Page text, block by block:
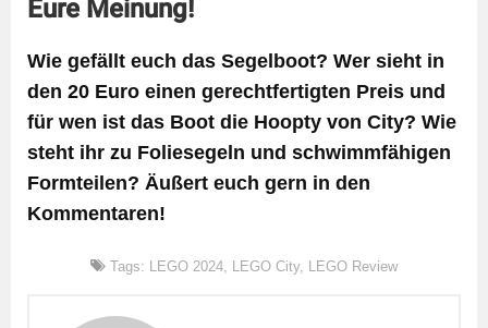
Eure Meinung!
Wie gefällt euch das Segelboot? Wer sieht in
den 20 Euro einen gerechtfertigten Preis und
für wen ist das Boot die Hoopty von City? Wie
steht ihr zu Foliesegeln und schwimmfähigen
Formteilen? Äußert euch gern in den
Kommentaren!
Tags: LEGO 2024, LEGO City, LEGO Review